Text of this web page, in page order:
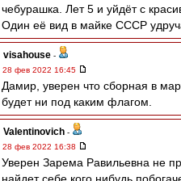
чебурашка. Лет 5 и уйдёт с
Один её вид в майке СССР
visahouse -
28 фев 2022 16:45
Дамир, уверен что сборная в
будет ни под каким флагом.
Valentinovich -
28 фев 2022 16:38
Уверен Зарема Равильевна не